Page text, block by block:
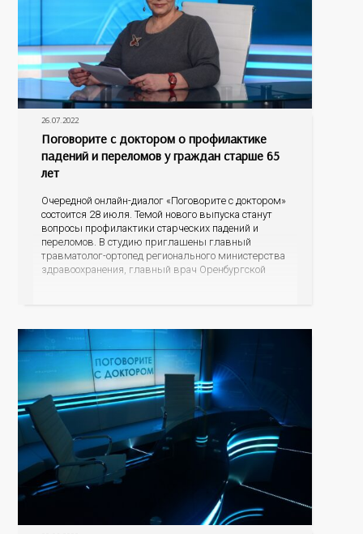
26.07.2022
Поговорите с доктором о профилактике
падений и переломов у граждан старше 65
лет
Очередной онлайн-диалог «Поговорите с доктором»
состоится 28 июля. Темой нового выпуска станут
вопросы профилактики старческих падений и
переломов. В студию приглашены главный
травматолог-ортопед регионального министерства
здравоохранения, главный врач Оренбургской
ветеранов войн Наталья Сергеевна Шокурова. С